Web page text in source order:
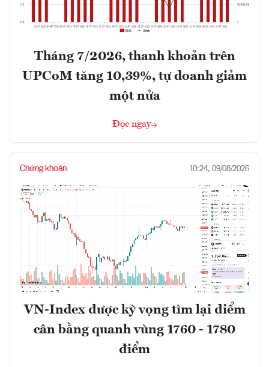
Tháng 7/2026, thanh khoản trên
UPCoM tăng 10,39%, tự doanh giảm
một nửa
Đọc ngay
Chứng khoán 10:24, 09/08/2026
VN-Index được kỳ vọng tìm lại điểm
cân bằng quanh vùng 1760 - 1780
điểm